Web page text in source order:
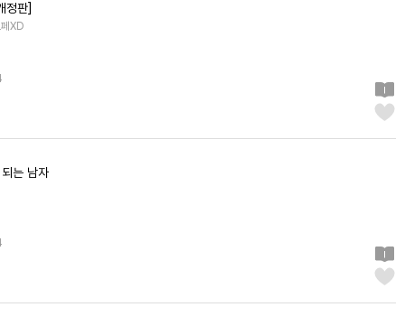
정판]
XD
는 남자